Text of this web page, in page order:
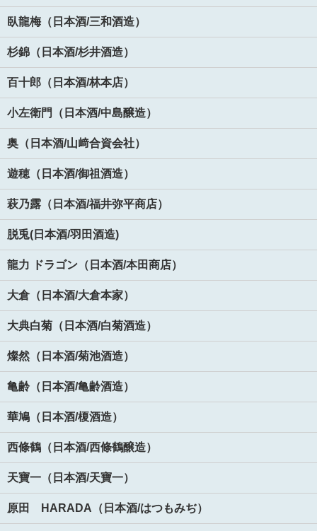
臥龍梅（日本酒/三和酒造）
杉錦（日本酒/杉井酒造）
百十郎（日本酒/林本店）
小左衛門（日本酒/中島醸造）
奥（日本酒/山﨑合資会社）
遊穂（日本酒/御祖酒造）
萩乃露（日本酒/福井弥平商店）
脱兎(日本酒/羽田酒造)
龍力 ドラゴン（日本酒/本田商店）
大倉（日本酒/大倉本家）
大典白菊（日本酒/白菊酒造）
燦然（日本酒/菊池酒造）
亀齢（日本酒/亀齢酒造）
華鳩（日本酒/榎酒造）
西條鶴（日本酒/西條鶴醸造）
天寶一（日本酒/天寶一）
原田 HARADA（日本酒/はつもみぢ）